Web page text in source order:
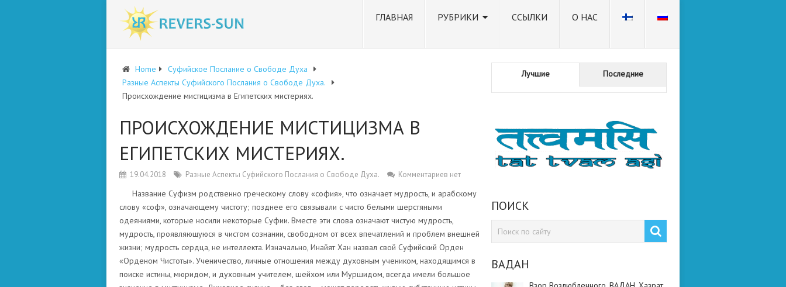
ГЛАВНАЯ РУБРИКИ ССЫЛКИ О НАС
Home
Суфийское Послание о Свободе Духа
Разные Аспекты Суфийского Послания о Свободе Духа.
Происхождение мистицизма в Египетских мистериях.
ПРОИСХОЖДЕНИЕ МИСТИЦИЗМА В
ЕГИПЕТСКИХ МИСТЕРИЯХ.
19.04.2018 Разные Аспекты Суфийского Послания о Свободе Духа. Комментариев нет
Название Суфизм родственно греческому слову «софия», что означает мудрость, и арабскому
слову «соф», означающему чистоту; позднее его связывали с чисто белыми шерстяными
одеяниями, которые носили некоторые Суфии. Вместе эти слова означают чистую мудрость,
мудрость, проявляющуюся в чистом сознании, свободном от всех впечатлений и проблем внешней
жизни; мудрость сердца, не интеллекта. Изначально, Инайят Хан назвал свой Суфийский Орден
«Орденом Чистоты». Ученичество, личные отношения между духовным учеником, находящимся в
поиске истины, мюридом, и духовным учителем, шейхом или Муршидом, всегда имели большое
Лучшие Последние
ПОИСК
ВАДАН